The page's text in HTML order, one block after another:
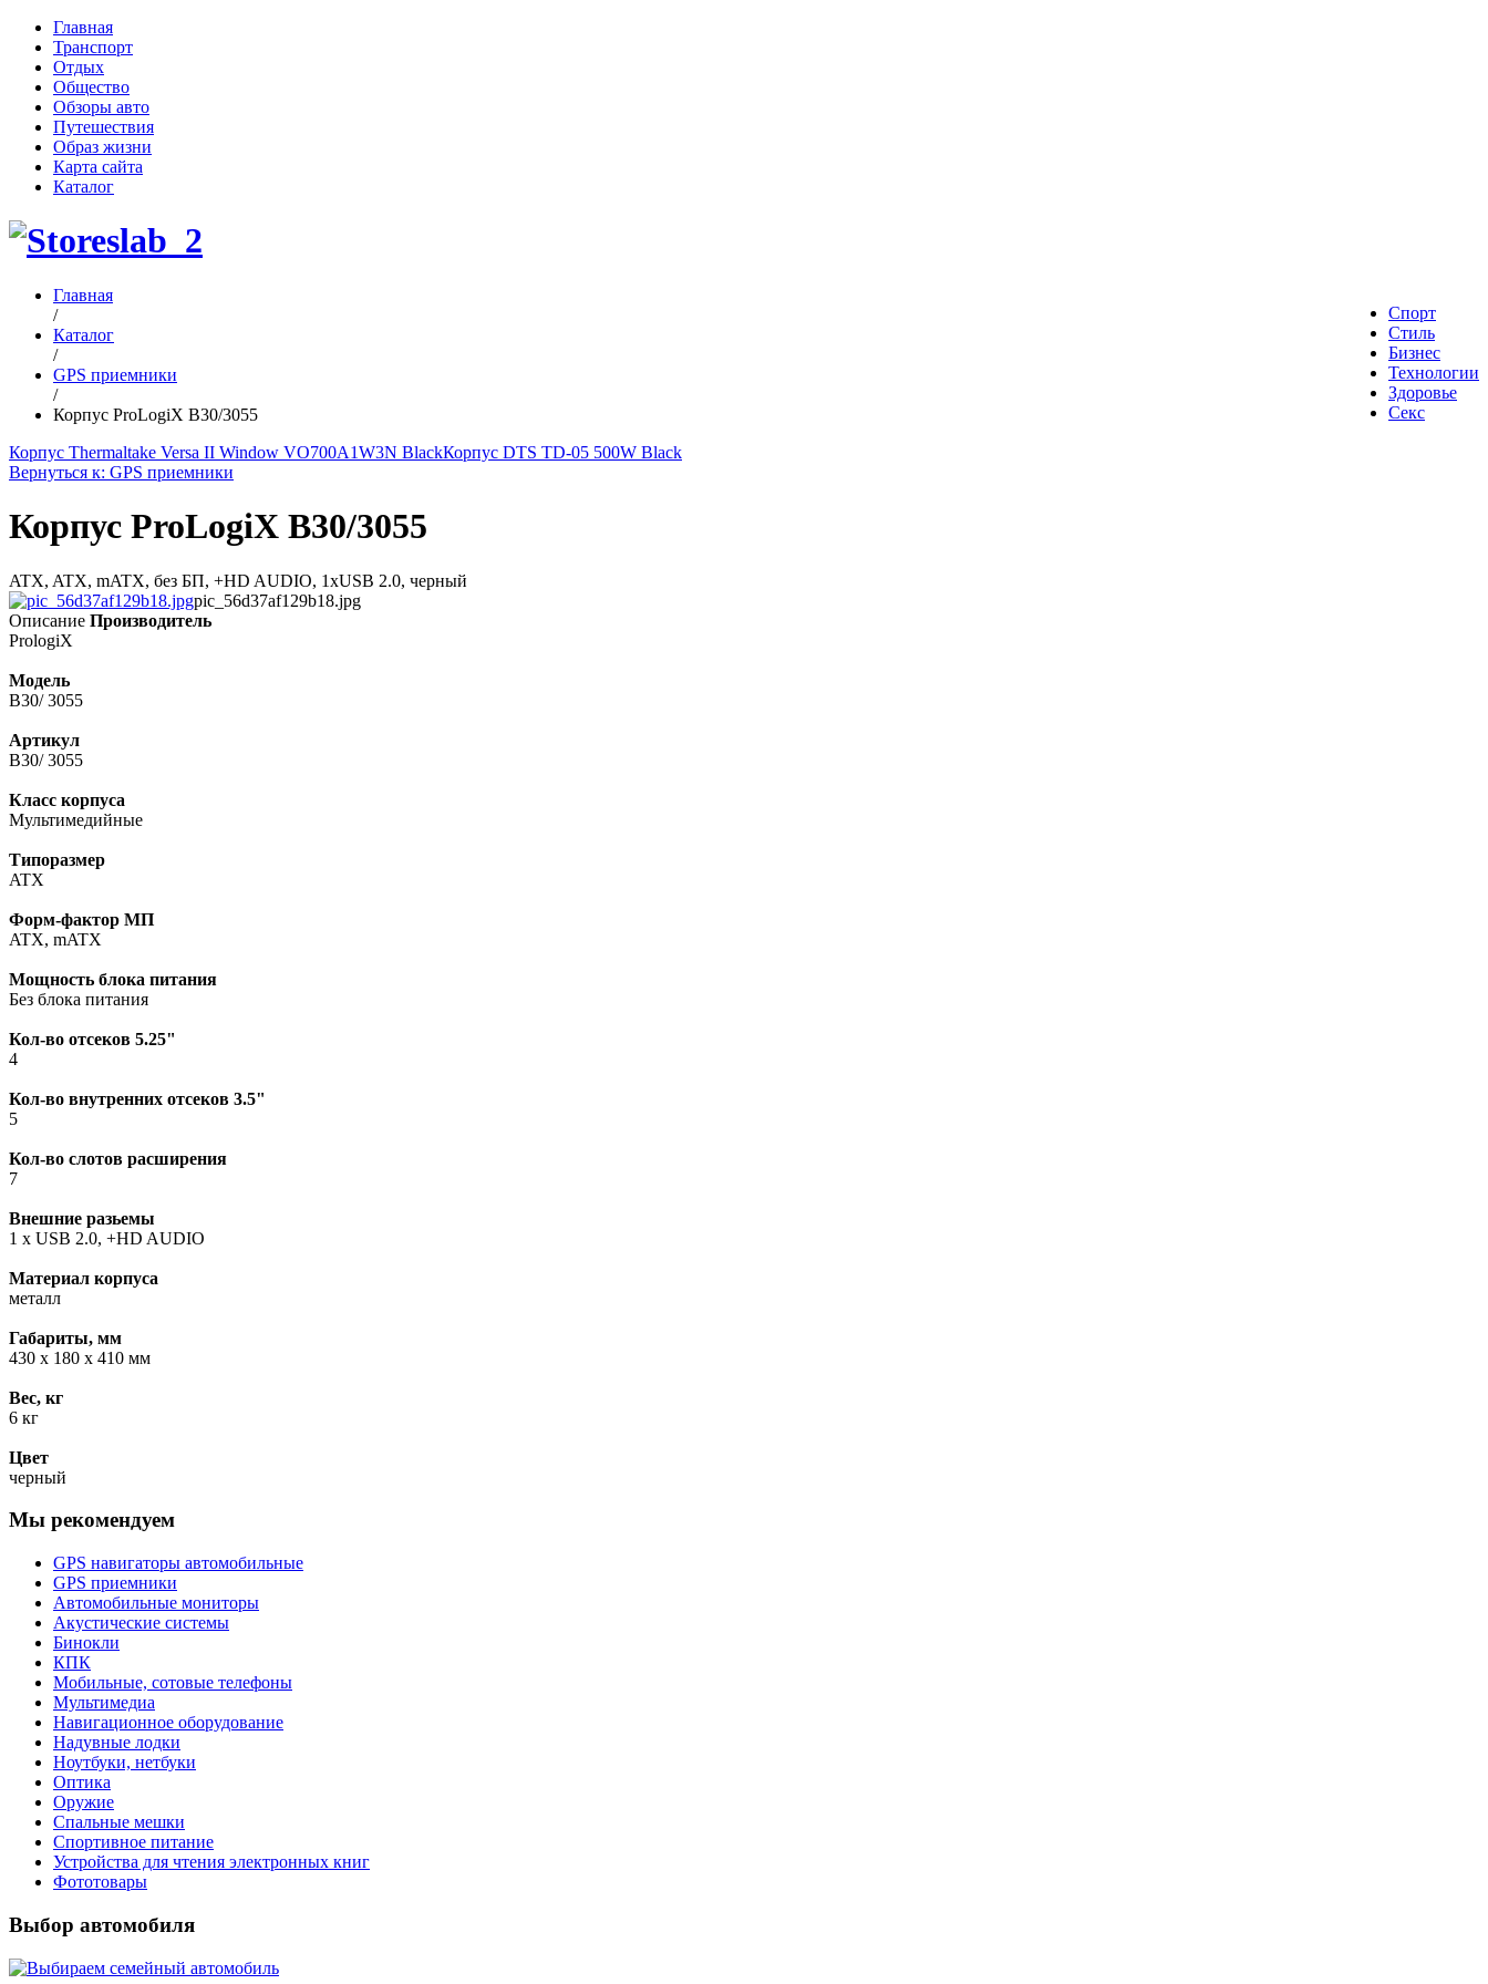
Главная
Транспорт
Отдых
Общество
Обзоры авто
Путешествия
Образ жизни
Карта сайта
Каталог
Спорт
Стиль
Бизнес
Технологии
Здоровье
Секс
Главная
/
Каталог
/
GPS приемники
/
Корпус ProLogiX B30/3055
Корпус Thermaltake Versa II Window VO700A1W3N BlackКорпус DTS TD-05 500W Black
Вернуться к: GPS приемники
Корпус ProLogiX B30/3055
ATX, ATX, mATX, без БП, +HD AUDIO, 1xUSB 2.0, черный
pic_56d37af129b18.jpg
Описание Производитель
PrologiX
Модель
B30/ 3055
Артикул
B30/ 3055
Класс корпуса
Мультимедийные
Типоразмер
ATX
Форм-фактор МП
ATX, mATX
Мощность блока питания
Без блока питания
Кол-во отсеков 5.25"
4
Кол-во внутренних отсеков 3.5"
5
Кол-во слотов расширения
7
Внешние разьемы
1 x USB 2.0, +HD AUDIO
Материал корпуса
металл
Габариты, мм
430 х 180 х 410 мм
Вес, кг
6 кг
Цвет
черный
Мы рекомендуем
GPS навигаторы автомобильные
GPS приемники
Автомобильные мониторы
Акустические системы
Бинокли
КПК
Мобильные, сотовые телефоны
Мультимедиа
Навигационное оборудование
Надувные лодки
Ноутбуки, нетбуки
Оптика
Оружие
Спальные мешки
Спортивное питание
Устройства для чтения электронных книг
Фототовары
Выбор автомобиля